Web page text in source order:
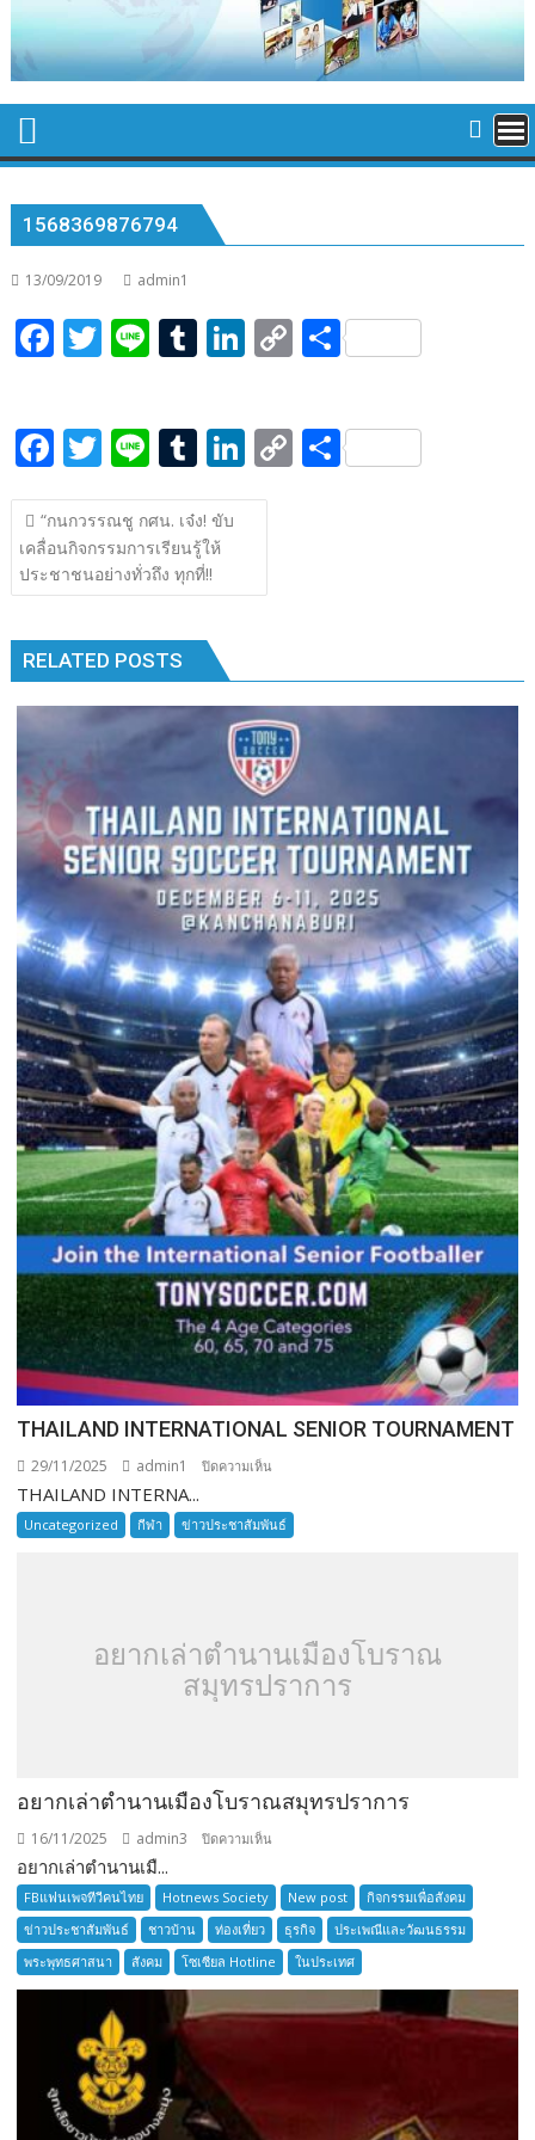
1568369876794
13/09/2019 admin1
F
b
o
o
k
T
er
Li T
bl
r
Li
e
dI
C
y
S
e
F
ac
e
b
o
o
k
T
w
itt
er
Li
n
e
T
u
m
bl
r
Li
n
dI
C
k
S
แนะแนว
เรื่อง
“กนกวรรณชู กศน. เจ๋ง! ขับ
เคลื่อนกิจกรรมการเรียนรู้ให้
ประชาชนอย่างทั่วถึง ทุกที่!!
RELATED POSTS
THAILAND INTERNATIONAL SENIOR TOURNAMENT
29/11/2025 admin1 ปิดความเห็น
INTERNATIONAL
SENIOR
THAILAND INTERNA...
Uncategorized กีฬา ข่าวประชาสัมพันธ์
อยากเล่าตำนานเมืองโบราณ
สมุทรปราการ
อยากเล่าตำนานเมืองโบราณสมุทรปราการ
16/11/2025 admin3 ปิดความเห็น
เล่า
ตำนาน
เมือง
โบราณ
สมุทรปราการ
อยากเล่าตำนานเมื...
FBแฟนเพจทีวีคนไทย Hotnews Society New post
กิจกรรมเพื่อสังคม
ข่าวประชาสัมพันธ์
ชาวบ้าน ท่องเที่ยว ธุรกิจ
ประเพณีและวัฒนธรรม
พระพุทธศาสนา
สังคม โซเซียล Hotline ในประเทศ